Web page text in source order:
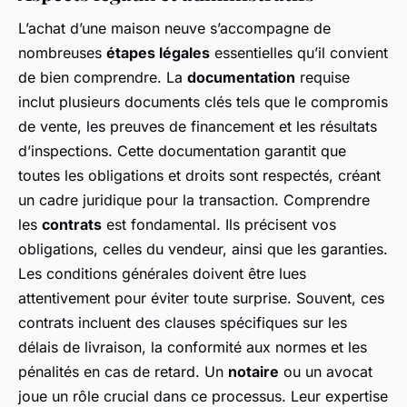
L’achat d’une maison neuve s’accompagne de
nombreuses étapes légales essentielles qu’il convient
de bien comprendre. La documentation requise
inclut plusieurs documents clés tels que le compromis
de vente, les preuves de financement et les résultats
d’inspections. Cette documentation garantit que
toutes les obligations et droits sont respectés, créant
un cadre juridique pour la transaction. Comprendre
les contrats est fondamental. Ils précisent vos
obligations, celles du vendeur, ainsi que les garanties.
Les conditions générales doivent être lues
attentivement pour éviter toute surprise. Souvent, ces
contrats incluent des clauses spécifiques sur les
délais de livraison, la conformité aux normes et les
pénalités en cas de retard. Un notaire ou un avocat
joue un rôle crucial dans ce processus. Leur expertise